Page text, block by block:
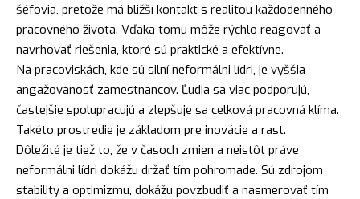
šéfovia, pretože má bližší kontakt s realitou každodenného
pracovného života. Vďaka tomu môže rýchlo reagovať a
navrhovať riešenia, ktoré sú praktické a efektívne.
Na pracoviskách, kde sú silní neformálni lídri, je vyššia
angažovanosť zamestnancov. Ľudia sa viac podporujú,
častejšie spolupracujú a zlepšuje sa celková pracovná klíma.
Takéto prostredie je základom pre inovácie a rast.
Dôležité je tiež to, že v časoch zmien a neistôt práve
neformálni lídri dokážu držať tím pohromade. Sú zdrojom
stability a optimizmu, dokážu povzbudiť a nasmerovať tím